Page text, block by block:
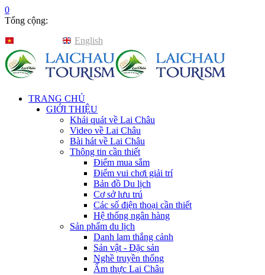
0
Tổng cộng:
English
TRANG CHỦ
GIỚI THIỆU
Khái quát về Lai Châu
Video về Lai Châu
Bài hát về Lai Châu
Thông tin cần thiết
Điểm mua sắm
Điểm vui chơi giải trí
Bản đồ Du lịch
Cơ sở lưu trú
Các số điện thoại cần thiết
Hệ thống ngân hàng
Sản phẩm du lịch
Danh lam thắng cảnh
Sản vật - Đặc sản
Nghề truyền thống
Ẩm thực Lai Châu